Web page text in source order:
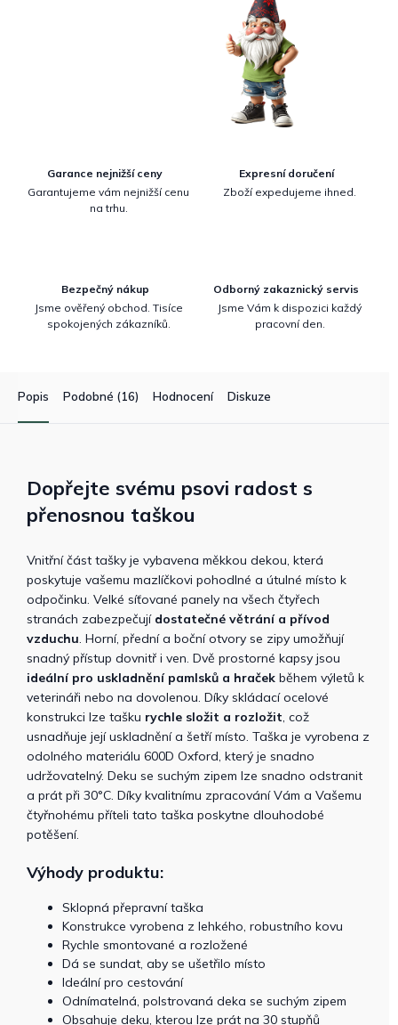
Garance nejnižší ceny
Garantujeme vám nejnižší cenu
na trhu.
Expresní doručení
Zboží expedujeme ihned.
Bezpečný nákup
Jsme ověřený obchod. Tisíce
spokojených zákazníků.
Odborný zakaznický servis
Jsme Vám k dispozici každý
pracovní den.
Popis Podobné (16) Hodnocení Diskuze
Dopřejte svému psovi radost s
přenosnou taškou
Vnitřní část tašky je vybavena měkkou dekou, která
poskytuje vašemu mazlíčkovi pohodlné a útulné místo k
odpočinku. Velké síťované panely na všech čtyřech
stranách zabezpečují dostatečné větrání a přívod
vzduchu. Horní, přední a boční otvory se zipy umožňují
snadný přístup dovnitř i ven. Dvě prostorné kapsy jsou
ideální pro uskladnění pamlsků a hraček během výletů k
veterináři nebo na dovolenou. Díky skládací ocelové
konstrukci lze tašku rychle složit a rozložit, což
usnadňuje její uskladnění a šetří místo. Taška je vyrobena z
odolného materiálu 600D Oxford, který je snadno
udržovatelný. Deku se suchým zipem lze snadno odstranit
a prát při 30°C. Díky kvalitnímu zpracování Vám a Vašemu
čtyřnohému příteli tato taška poskytne dlouhodobé
potěšení.
Výhody produktu:
Sklopná přepravní taška
Konstrukce vyrobena z lehkého, robustního kovu
Rychle smontované a rozložené
Dá se sundat, aby se ušetřilo místo
Ideální pro cestování
Odnímatelná, polstrovaná deka se suchým zipem
Obsahuje deku, kterou lze prát na 30 stupňů